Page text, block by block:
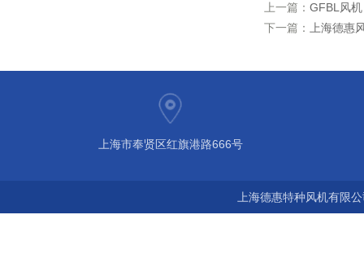
上一篇： GFBL风
下一篇：
上海德惠
上海市奉贤区红旗港路666号
上海德惠特种风机有限